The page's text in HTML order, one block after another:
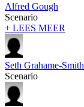
Alfred Gough
Scenario
+ LEES MEER
Seth Grahame-Smith
Scenario